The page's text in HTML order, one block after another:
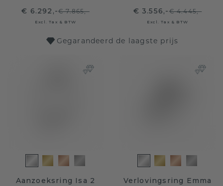
€ 6.292,-€ 7.865,-
Excl. Tax & BTW
€ 3.556,-€ 4.445,-
Excl. Tax & BTW
Gegarandeerd de laagste prijs
Aanzoeksring Isa 2
Verlovingsring Emma